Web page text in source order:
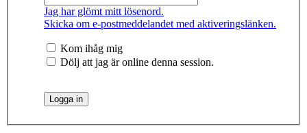
Jag har glömt mitt lösenord.
Skicka om e-postmeddelandet med aktiveringslänken.
Kom ihåg mig
Dölj att jag är online denna session.